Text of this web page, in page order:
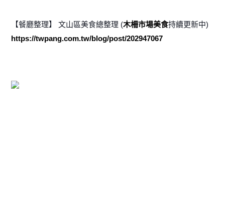
【餐廳整理】 文山區美食總整理 (木柵市場美食持續更新中)
https://twpang.com.tw/blog/post/202947067